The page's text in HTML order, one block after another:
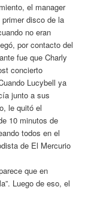
el manager
disco de la
no eran
por contacto del
fue que Charly
concierto
Lucybell ya
junto a sus
le quitó el
10 minutos de
todos en el
de El Mercurio
que en
Luego de eso, el